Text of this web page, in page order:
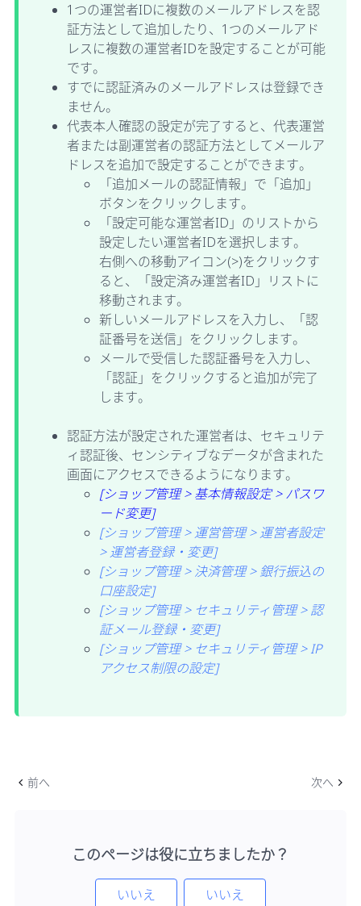
1つの運営者IDに複数のメールアドレスを認
証方法として追加したり、1つのメールアド
レスに複数の運営者IDを設定することが可能
です。
すでに認証済みのメールアドレスは登録でき
ません。
代表本人確認の設定が完了すると、代表運営
者または副運営者の認証方法としてメールア
ドレスを追加で設定することができます。
「追加メールの認証情報」で「追加」
ボタンをクリックします。
「設定可能な運営者ID」のリストから
設定したい運営者IDを選択します。
右側への移動アイコン(>)をクリックす
ると、「設定済み運営者ID」リストに
移動されます。
新しいメールアドレスを入力し、「認
証番号を送信」をクリックします。
メールで受信した認証番号を入力し、
「認証」をクリックすると追加が完了
します。
認証方法が設定された運営者は、セキュリテ
ィ認証後、センシティブなデータが含まれた
画面にアクセスできるようになります。
[ショップ管理 > 基本情報設定 > パスワ
ード変更]
[ショップ管理 > 運営管理 > 運営者設定
> 運営者登録・変更]
[ショップ管理 > 決済管理 > 銀行振込の
口座設定]
[ショップ管理 > セキュリティ管理 > 認
証メール登録・変更]
[ショップ管理 > セキュリティ管理 > IP
アクセス制限の設定]
前へ 次へ
このページは役に立ちましたか？
いいえ いいえ